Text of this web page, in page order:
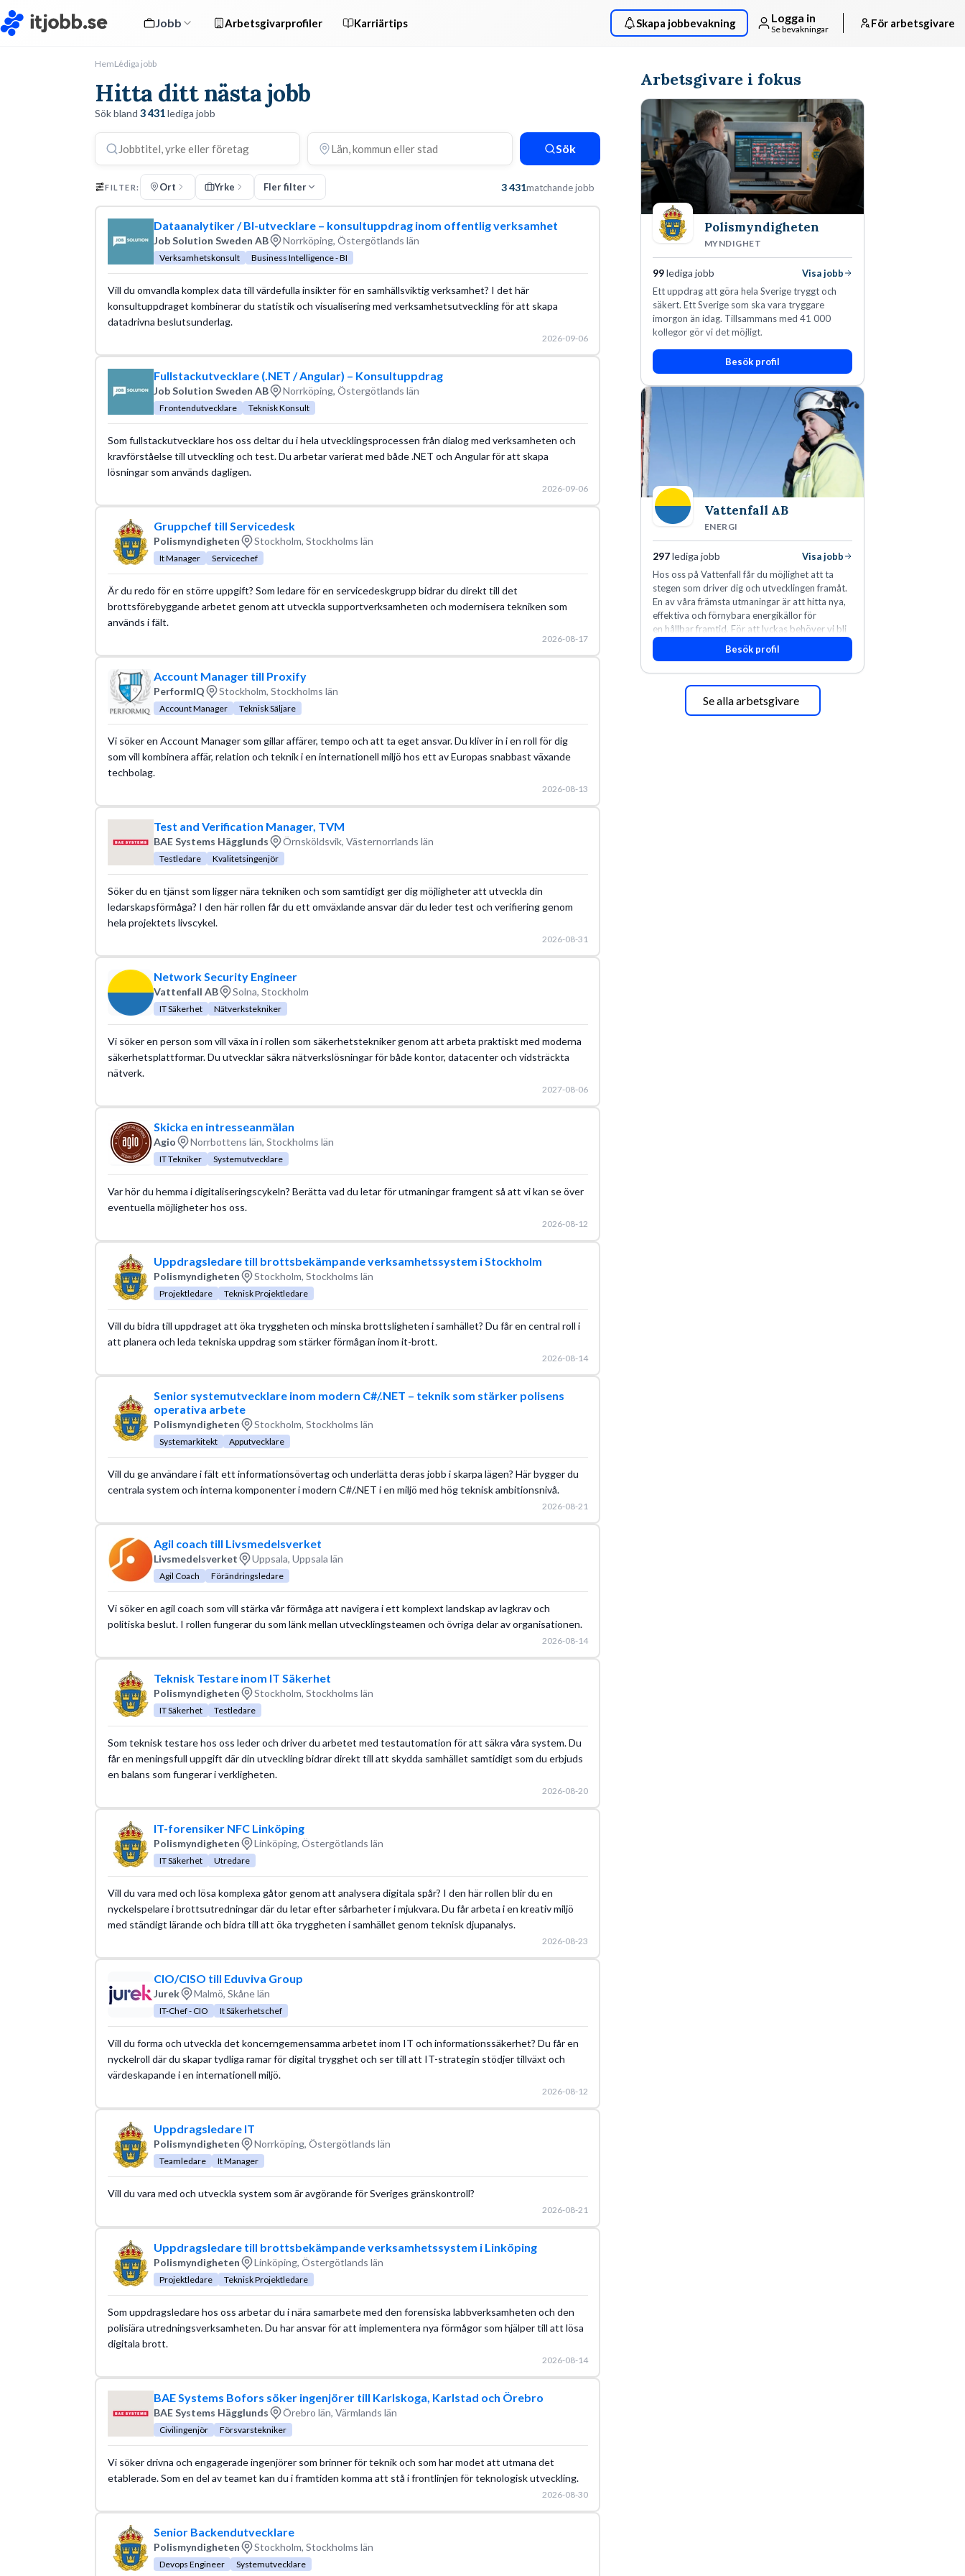
Jobb Arbetsgivarprofiler Karriärtips Skapa jobbevakning Logga in
Se bevakningar För arbetsgivare
HemLediga jobb
Hitta ditt nästa jobb
Sök bland 3 431lediga jobb
Sök
FILTER: Ort Yrke Fler filter 3 431matchande jobb
Dataanalytiker / BI-utvecklare – konsultuppdrag inom offentlig verksamhet
Job Solution Sweden AB Norrköping, Östergötlands län
Verksamhetskonsult Business Intelligence - BI
Vill du omvandla komplex data till värdefulla insikter för en samhällsviktig verksamhet? I det här
konsultuppdraget kombinerar du statistik och visualisering med verksamhetsutveckling för att skapa
datadrivna beslutsunderlag.
2026-09-06
Fullstackutvecklare (.NET / Angular) – Konsultuppdrag
Job Solution Sweden AB Norrköping, Östergötlands län
Frontendutvecklare Teknisk Konsult
Som fullstackutvecklare hos oss deltar du i hela utvecklingsprocessen från dialog med verksamheten och
kravförståelse till utveckling och test. Du arbetar varierat med både .NET och Angular för att skapa
lösningar som används dagligen.
2026-09-06
Gruppchef till Servicedesk
Polismyndigheten Stockholm, Stockholms län
It Manager Servicechef
Är du redo för en större uppgift? Som ledare för en servicedeskgrupp bidrar du direkt till det
brottsförebyggande arbetet genom att utveckla supportverksamheten och modernisera tekniken som
används i fält.
2026-08-17
Account Manager till Proxify
PerformIQ Stockholm, Stockholms län
Account Manager Teknisk Säljare
Vi söker en Account Manager som gillar affärer, tempo och att ta eget ansvar. Du kliver in i en roll för dig
som vill kombinera affär, relation och teknik i en internationell miljö hos ett av Europas snabbast växande
techbolag.
2026-08-13
Test and Verification Manager, TVM
BAE Systems Hägglunds Örnsköldsvik, Västernorrlands län
Testledare Kvalitetsingenjör
Söker du en tjänst som ligger nära tekniken och som samtidigt ger dig möjligheter att utveckla din
ledarskapsförmåga? I den här rollen får du ett omväxlande ansvar där du leder test och verifiering genom
hela projektets livscykel.
2026-08-31
Network Security Engineer
Vattenfall AB Solna, Stockholm
IT Säkerhet Nätverkstekniker
Vi söker en person som vill växa in i rollen som säkerhetstekniker genom att arbeta praktiskt med moderna
säkerhetsplattformar. Du utvecklar säkra nätverkslösningar för både kontor, datacenter och vidsträckta
nätverk.
2027-08-06
Skicka en intresseanmälan
Agio Norrbottens län, Stockholms län
IT Tekniker Systemutvecklare
Var hör du hemma i digitaliseringscykeln? Berätta vad du letar för utmaningar framgent så att vi kan se över
eventuella möjligheter hos oss.
2026-08-12
Uppdragsledare till brottsbekämpande verksamhetssystem i Stockholm
Polismyndigheten Stockholm, Stockholms län
Projektledare Teknisk Projektledare
Vill du bidra till uppdraget att öka tryggheten och minska brottsligheten i samhället? Du får en central roll i
att planera och leda tekniska uppdrag som stärker förmågan inom it-brott.
2026-08-14
Senior systemutvecklare inom modern C#/.NET – teknik som stärker polisens
operativa arbete
Polismyndigheten Stockholm, Stockholms län
Systemarkitekt Apputvecklare
Vill du ge användare i fält ett informationsövertag och underlätta deras jobb i skarpa lägen? Här bygger du
centrala system och interna komponenter i modern C#/.NET i en miljö med hög teknisk ambitionsnivå.
2026-08-21
Agil coach till Livsmedelsverket
Livsmedelsverket Uppsala, Uppsala län
Agil Coach Förändringsledare
Vi söker en agil coach som vill stärka vår förmåga att navigera i ett komplext landskap av lagkrav och
politiska beslut. I rollen fungerar du som länk mellan utvecklingsteamen och övriga delar av organisationen.
2026-08-14
Teknisk Testare inom IT Säkerhet
Polismyndigheten Stockholm, Stockholms län
IT Säkerhet Testledare
Som teknisk testare hos oss leder och driver du arbetet med testautomation för att säkra våra system. Du
får en meningsfull uppgift där din utveckling bidrar direkt till att skydda samhället samtidigt som du erbjuds
en balans som fungerar i verkligheten.
2026-08-20
IT-forensiker NFC Linköping
Polismyndigheten Linköping, Östergötlands län
IT Säkerhet Utredare
Vill du vara med och lösa komplexa gåtor genom att analysera digitala spår? I den här rollen blir du en
nyckelspelare i brottsutredningar där du letar efter sårbarheter i mjukvara. Du får arbeta i en kreativ miljö
med ständigt lärande och bidra till att öka tryggheten i samhället genom teknisk djupanalys.
2026-08-23
CIO/CISO till Eduviva Group
Jurek Malmö, Skåne län
IT-Chef - CIO It Säkerhetschef
Vill du forma och utveckla det koncerngemensamma arbetet inom IT och informationssäkerhet? Du får en
nyckelroll där du skapar tydliga ramar för digital trygghet och ser till att IT-strategin stödjer tillväxt och
värdeskapande i en internationell miljö.
2026-08-12
Uppdragsledare IT
Polismyndigheten Norrköping, Östergötlands län
Teamledare It Manager
Vill du vara med och utveckla system som är avgörande för Sveriges gränskontroll?
2026-08-21
Uppdragsledare till brottsbekämpande verksamhetssystem i Linköping
Polismyndigheten Linköping, Östergötlands län
Projektledare Teknisk Projektledare
Som uppdragsledare hos oss arbetar du i nära samarbete med den forensiska labbverksamheten och den
polisiära utredningsverksamheten. Du har ansvar för att implementera nya förmågor som hjälper till att lösa
digitala brott.
2026-08-14
BAE Systems Bofors söker ingenjörer till Karlskoga, Karlstad och Örebro
BAE Systems Hägglunds Örebro län, Värmlands län
Civilingenjör Försvarstekniker
Vi söker drivna och engagerade ingenjörer som brinner för teknik och som har modet att utmana det
etablerade. Som en del av teamet kan du i framtiden komma att stå i frontlinjen för teknologisk utveckling.
2026-08-30
Senior Backendutvecklare
Polismyndigheten Stockholm, Stockholms län
Devops Engineer Systemutvecklare
Arbetsgivare i fokus
Polismyndigheten
MYNDIGHET
99lediga jobb
Visa jobb
Ett uppdrag att göra hela Sverige tryggt och
säkert. Ett Sverige som ska vara tryggare
imorgon än idag. Tillsammans med 41 000
kollegor gör vi det möjligt.
Besök profil
Vattenfall AB
ENERGI
297lediga jobb
Visa jobb
Hos oss på Vattenfall får du möjlighet att ta
stegen som driver dig och utvecklingen framåt.
En av våra främsta utmaningar är att hitta nya,
effektiva och förnybara energikällor för
en hållbar framtid. För att lyckas behöver vi bli
fler medarbetare som vill göra skillnad.
Besök profil
Se alla arbetsgivare